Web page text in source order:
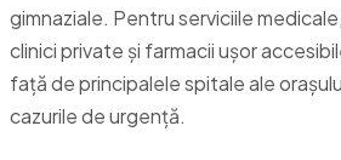
gimnaziale. Pentru serviciile
clinici private și farmacii ușor
față de principalele spitale ale
cazurile de urgență.